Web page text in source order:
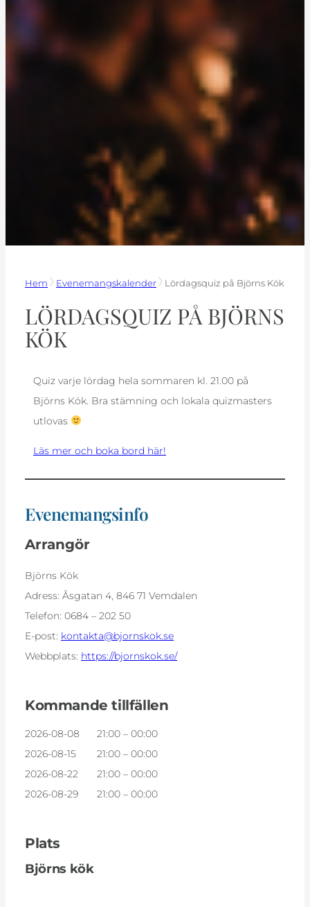
Hem Evenemangskalender Lördagsquiz på Björns Kök
LÖRDAGSQUIZ PÅ BJÖRNS
KÖK
Quiz varje lördag hela sommaren kl. 21.00 på
Björns Kök. Bra stämning och lokala quizmasters
utlovas
Läs mer och boka bord här!
Evenemangsinfo
Arrangör
Björns Kök
Adress: Åsgatan 4, 846 71 Vemdalen
Telefon: 0684 – 202 50
E-post: kontakta@bjornskok.se
Webbplats: https://bjornskok.se/
Kommande tillfällen
2026-08-08
21:00 – 00:00
2026-08-15
21:00 – 00:00
2026-08-22
21:00 – 00:00
2026-08-29
21:00 – 00:00
Plats
Björns kök